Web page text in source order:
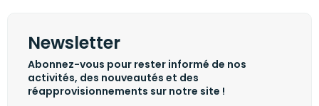
Newsletter
Abonnez-vous pour rester informé de nos
activités, des nouveautés et des
réapprovisionnements sur notre site !